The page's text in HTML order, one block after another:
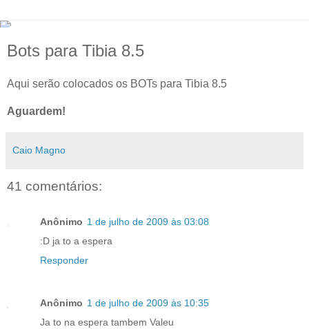
Bots para Tibia 8.5
Aqui serão colocados os BOTs para Tibia 8.5
Aguardem!
Caio Magno
41 comentários:
Anônimo 1 de julho de 2009 às 03:08
:D ja to a espera
Responder
Anônimo 1 de julho de 2009 às 10:35
Ja to na espera tambem Valeu